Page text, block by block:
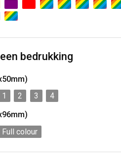
bedrukking
1 2 3
4
Full colour